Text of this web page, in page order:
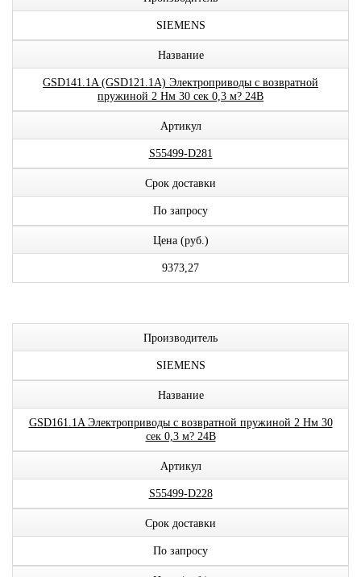
SIEMENS
Название
GSD141.1A (GSD121.1A) Электроприводы с возвратной
пружиной 2 Нм 30 сек 0,3 м? 24В
Артикул
S55499-D281
Срок доставки
По запросу
Цена (руб.)
9373,27
Производитель
SIEMENS
Название
GSD161.1A Электроприводы с возвратной пружиной 2 Нм 30
сек 0,3 м? 24В
Артикул
S55499-D228
Срок доставки
По запросу